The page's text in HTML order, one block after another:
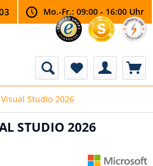
Mo.-Fr.: 09:00 - 16:00 Uhr
Studio 2026
STUDIO 2026